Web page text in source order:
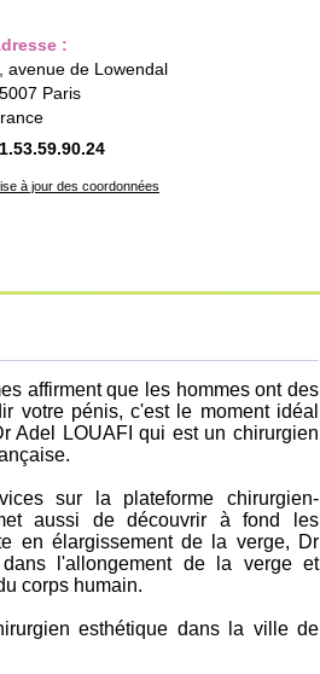
:
avenue de Lowendal
Paris
à jour des coordonnées
affirment que les hommes ont des
votre pénis, c'est le moment idéal
Adel LOUAFI qui est un chirurgien
sur la plateforme chirurgien-
aussi de découvrir à fond les
en élargissement de la verge, Dr
l'allongement de la verge et
corps humain.
esthétique dans la ville de